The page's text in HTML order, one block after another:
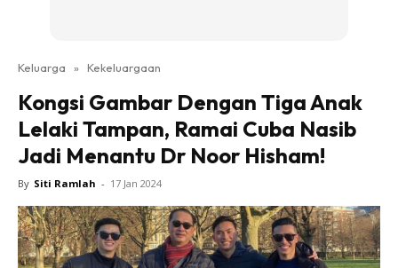
Keluarga » Kekeluargaan
Kongsi Gambar Dengan Tiga Anak
Lelaki Tampan, Ramai Cuba Nasib
Jadi Menantu Dr Noor Hisham!
By Siti Ramlah - 17 Jan 2024